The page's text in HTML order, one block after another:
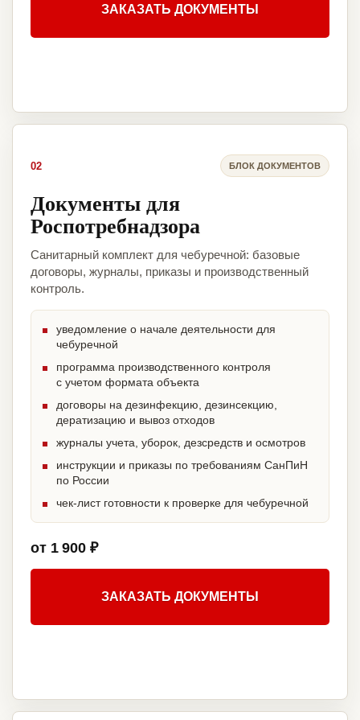
ЗАКАЗАТЬ ДОКУМЕНТЫ
02 БЛОК ДОКУМЕНТОВ
Документы для
Роспотребнадзора
Санитарный комплект для чебуречной: базовые
договоры, журналы, приказы и производственный
контроль.
уведомление о начале деятельности для
чебуречной
программа производственного контроля
с учетом формата объекта
договоры на дезинфекцию, дезинсекцию,
дератизацию и вывоз отходов
журналы учета, уборок, дезсредств и осмотров
инструкции и приказы по требованиям СанПиН
по России
чек-лист готовности к проверке для чебуречной
от 1 900 ₽
ЗАКАЗАТЬ ДОКУМЕНТЫ